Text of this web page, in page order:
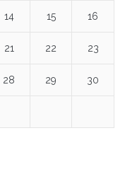
14 15 16
21 22 23
28 29 30